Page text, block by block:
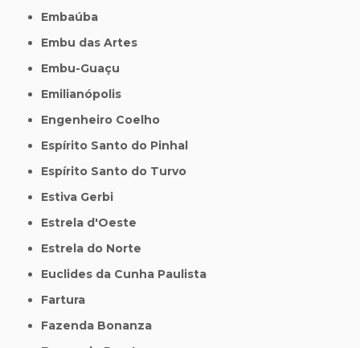
Embaúba
Embu das Artes
Embu-Guaçu
Emilianópolis
Engenheiro Coelho
Espírito Santo do Pinhal
Espírito Santo do Turvo
Estiva Gerbi
Estrela d'Oeste
Estrela do Norte
Euclides da Cunha Paulista
Fartura
Fazenda Bonanza